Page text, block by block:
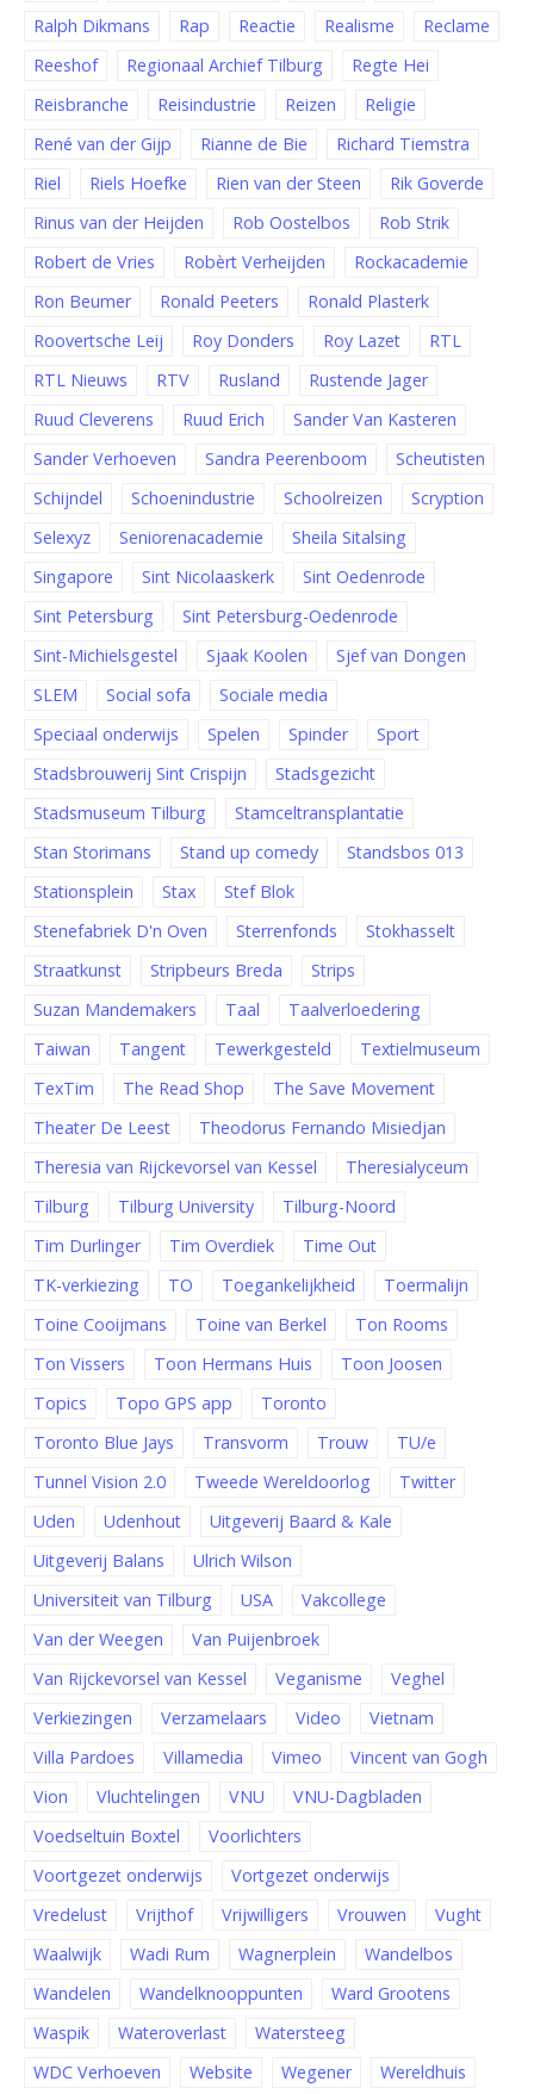
Ralph Dikmans
Rap Reactie Realisme
Reclame
Reeshof
Regionaal Archief Tilburg
Regte Hei
Reisbranche
Reisindustrie Reizen
Religie
René van der Gijp
Rianne de Bie
Richard Tiemstra
Riel
Riels Hoefke Rien van der Steen
Rik Goverde
Rinus van der Heijden
Rob Oostelbos
Rob Strik
Robert de Vries
Robèrt Verheijden
Rockacademie
Ron Beumer
Ronald Peeters
Ronald Plasterk
Roovertsche Leij
Roy Donders Roy Lazet
RTL
RTL Nieuws
RTV Rusland
Rustende Jager
Ruud Cleverens
Ruud Erich
Sander Van Kasteren
Sander Verhoeven
Sandra Peerenboom
Scheutisten
Schijndel
Schoenindustrie Schoolreizen
Scryption
Selexyz
Seniorenacademie
Sheila Sitalsing
Singapore
Sint Nicolaaskerk
Sint Oedenrode
Sint Petersburg
Sint Petersburg-Oedenrode
Sint-Michielsgestel
Sjaak Koolen
Sjef van Dongen
SLEM
Social sofa
Sociale media
Speciaal onderwijs
Spelen Spinder
Sport
Stadsbrouwerij Sint Crispijn
Stadsgezicht
Stadsmuseum Tilburg
Stamceltransplantatie
Stan Storimans
Stand up comedy
Standsbos 013
Stationsplein
Stax
Stef Blok
Stenefabriek D'n Oven
Sterrenfonds
Stokhasselt
Straatkunst
Stripbeurs Breda
Strips
Suzan Mandemakers
Taal
Taalverloedering
Taiwan
Tangent Tewerkgesteld
Textielmuseum
TexTim
The Read Shop
The Save Movement
Theater De Leest
Theodorus Fernando Misiedjan
Theresia van Rijckevorsel van Kessel
Theresialyceum
Tilburg
Tilburg University
Tilburg-Noord
Tim Durlinger
Tim Overdiek
Time Out
TK-verkiezing
TO Toegankelijkheid
Toermalijn
Toine Cooijmans
Toine van Berkel
Ton Rooms
Ton Vissers
Toon Hermans Huis
Toon Joosen
Topics
Topo GPS app
Toronto
Toronto Blue Jays
Transvorm Trouw
TU/e
Tunnel Vision 2.0
Tweede Wereldoorlog
Twitter
Uden
Udenhout
Uitgeverij Baard & Kale
Uitgeverij Balans
Ulrich Wilson
Universiteit van Tilburg
USA
Vakcollege
Van der Weegen
Van Puijenbroek
Van Rijckevorsel van Kessel
Veganisme
Veghel
Verkiezingen
Verzamelaars Video
Vietnam
Villa Pardoes
Villamedia Vimeo
Vincent van Gogh
Vion
Vluchtelingen VNU
VNU-Dagbladen
Voedseltuin Boxtel
Voorlichters
Voortgezet onderwijs
Vortgezet onderwijs
Vredelust
Vrijthof Vrijwilligers Vrouwen
Vught
Waalwijk
Wadi Rum Wagnerplein
Wandelbos
Wandelen
Wandelknooppunten
Ward Grootens
Waspik
Wateroverlast
Watersteeg
WDC Verhoeven
Website Wegener Wereldhuis